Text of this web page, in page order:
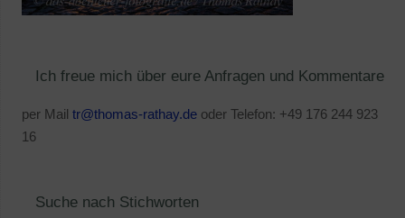
Ich freue mich über eure Anfragen und Kommentare
per Mail tr@thomas-rathay.deoder Telefon: +49 176 244 923
16
Suche nach Stichworten